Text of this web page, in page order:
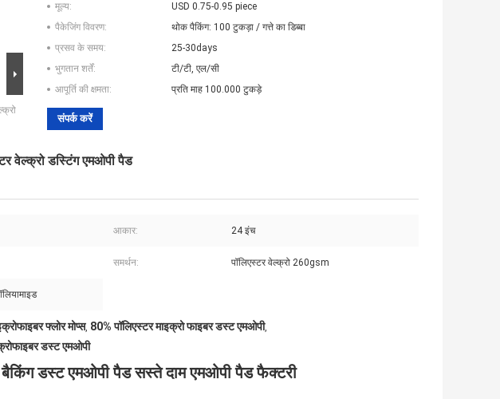
मूल्य:
USD 0.75-0.95 piece
पैकेजिंग विवरण:
थोक पैकिंग: 100 टुकड़ा / गत्ते का डिब्बा
प्रसव के समय:
25-30days
भुगतान शर्तें:
टी/टी, एल/सी
आपूर्ति की क्षमता:
प्रति माह 100.000 टुकड़े
संपर्क करें
वेल्क्रो डस्टिंग एमओपी पैड
आकार: 24 इंच
समर्थन: पॉलिएस्टर वेल्क्रो 260gsm
फ्लोर मोप्स, 80% पॉलिएस्टर माइक्रो फाइबर डस्ट एमओपी,
डस्ट एमओपी
बैकिंग डस्ट एमओपी पैड सस्ते दाम एमओपी पैड फैक्टरी